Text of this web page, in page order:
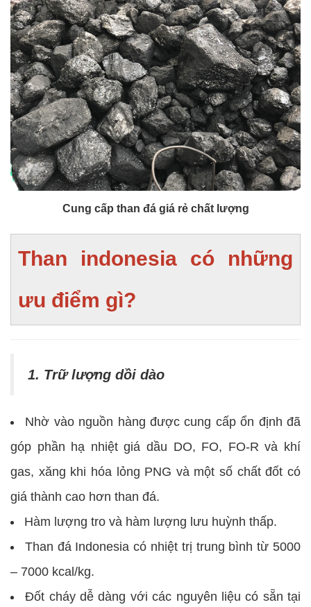
Cung cấp than đá giá rẻ chất lượng
Than indonesia có những
ưu điểm gì?
1. Trữ lượng dồi dào
Nhờ vào nguồn hàng được cung cấp ổn định đã
góp phần hạ nhiệt giá dầu DO, FO, FO-R và khí
gas, xăng khi hóa lỏng PNG và một số chất đốt có
giá thành cao hơn than đá.
Hàm lượng tro và hàm lượng lưu huỳnh thấp.
Than đá Indonesia có nhiệt trị trung bình từ 5000
– 7000 kcal/kg.
Đốt cháy dễ dàng với các nguyên liệu có sẵn tại